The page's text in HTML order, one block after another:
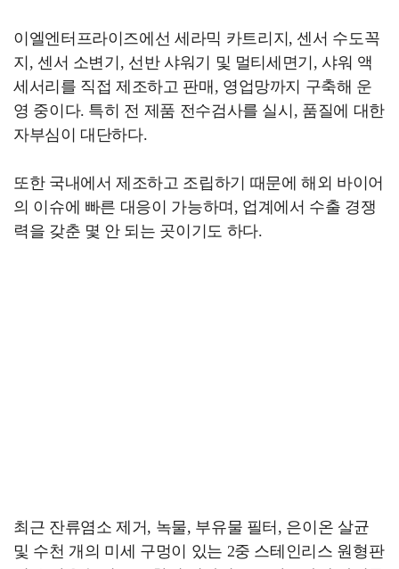
이엘엔터프라이즈에선 세라믹 카트리지, 센서 수도꼭
지, 센서 소변기, 선반 샤워기 및 멀티세면기, 샤워 액
세서리를 직접 제조하고 판매, 영업망까지 구축해 운
영 중이다. 특히 전 제품 전수검사를 실시, 품질에 대한
자부심이 대단하다.
또한 국내에서 제조하고 조립하기 때문에 해외 바이어
의 이슈에 빠른 대응이 가능하며, 업계에서 수출 경쟁
력을 갖춘 몇 안 되는 곳이기도 하다.
최근 잔류염소 제거, 녹물, 부유물 필터, 은이온 살균
및 수천 개의 미세 구멍이 있는 2중 스테인리스 원형판